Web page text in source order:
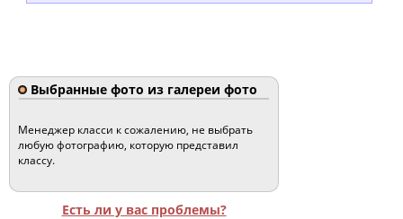
Выбранные фото из галереи фото
Менеджер класси к сожалению, не выбрать
любую фотографию, которую представил
классу.
Есть ли у вас проблемы?